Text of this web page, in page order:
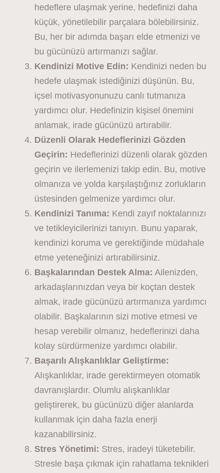
hedeflere ulaşmak yerine, hedefinizi daha
küçük, yönetilebilir parçalara bölebilirsiniz.
Bu, her bir adımda başarı elde etmenizi ve
bu gücünüzü artırmanızı sağlar.
Kendinizi Motive Edin: Kendinizi neden bu
hedefe ulaşmak istediğinizi düşünün. Bu,
içsel motivasyonunuzu canlı tutmanıza
yardımcı olur. Hedefinizin kişisel önemini
anlamak, irade gücünüzü artırabilir.
Düzenli Olarak Hedeflerinizi Gözden
Geçirin: Hedeflerinizi düzenli olarak gözden
geçirin ve ilerlemenizi takip edin. Bu, motive
olmanıza ve yolda karşılaştığınız zorlukların
üstesinden gelmenize yardımcı olur.
Kendinizi Tanıma: Kendi zayıf noktalarınızı
ve tetikleyicilerinizi tanıyın. Bunu yaparak,
kendinizi koruma ve gerektiğinde müdahale
etme yeteneğinizi artırabilirsiniz.
Başkalarından Destek Alma: Ailenizden,
arkadaşlarınızdan veya bir koçtan destek
almak, irade gücünüzü artırmanıza yardımcı
olabilir. Başkalarının sizi motive etmesi ve
hesap verebilir olmanız, hedeflerinizi daha
kolay sürdürmenize yardımcı olabilir.
Başarılı Alışkanlıklar Geliştirme:
Alışkanlıklar, irade gerektirmeyen otomatik
davranışlardır. Olumlu alışkanlıklar
geliştirerek, bu gücünüzü diğer alanlarda
kullanmak için daha fazla enerji
kazanabilirsiniz.
Stres Yönetimi: Stres, iradeyi tüketebilir.
Stresle başa çıkmak için rahatlama teknikleri